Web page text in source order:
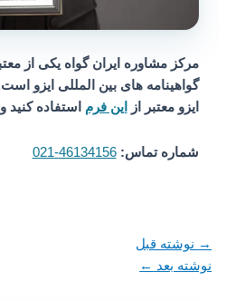
مرکز مشاوره ایران گواه یکی از
گواهینامه های بین المللی ایزو
ایزو معتبر از این فرماستفاده کنید و
شماره تماس: 46134156-021
→نوشته قبل
نوشته بعد←